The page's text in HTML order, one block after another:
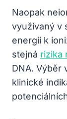
Naopak
využívaný v
energii k
stejná rizika
DNA. Výběr
klinické